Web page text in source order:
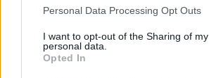
Personal Data Processing Opt Outs
I want to opt-out of the Sharing of my
personal data.
Opted In